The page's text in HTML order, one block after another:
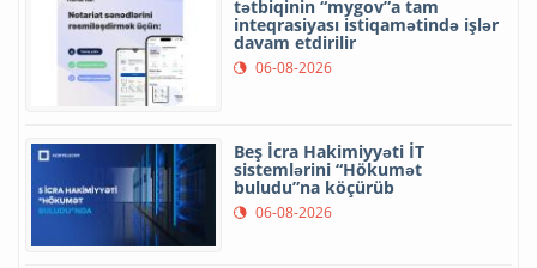
tətbiqinin “mygov”a tam
inteqrasiyası istiqamətində işlər
davam etdirilir
06-08-2026
Beş İcra Hakimiyyəti İT
sistemlərini “Hökumət
buludu”na köçürüb
06-08-2026